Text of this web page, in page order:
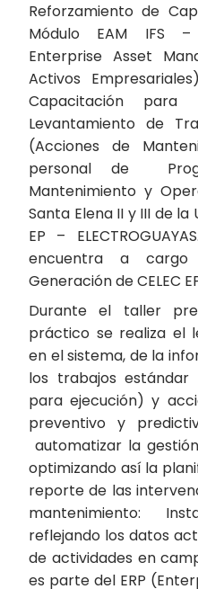
Reforzamiento de
Módulo EAM IFS –
Enterprise Asset
Activos
Capacitación para
Levantamiento de
(Acciones de
personal de
Mantenimiento y
Santa Elena II y III de la
EP –
encuentra a
Generación de CELEC
Durante el taller
práctico se realiza el
en el sistema, de la
los trabajos
para ejecución) y
preventivo y
automatizar la
optimizando así la
reporte de las
mantenimiento:
reflejando los datos
de actividades en
es parte del ERP